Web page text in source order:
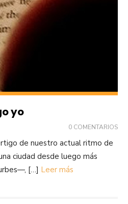
yo
0 COMENTARIOS
de nuestro actual ritmo de
ciudad desde luego más
[…] Leer más